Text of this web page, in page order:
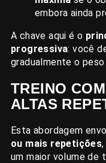
embora ainda
A chave aqui é o
progressiva: você
gradualmente o
TREINO
ALTAS
Esta abordagem
ou mais repetições
um maior volume de